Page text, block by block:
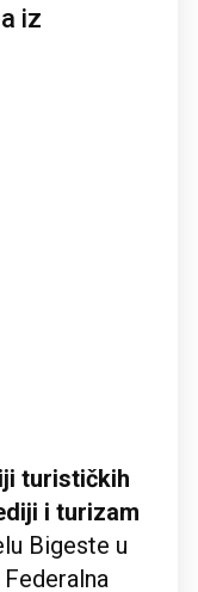
iz
turističkih
i turizam
Bigeste u